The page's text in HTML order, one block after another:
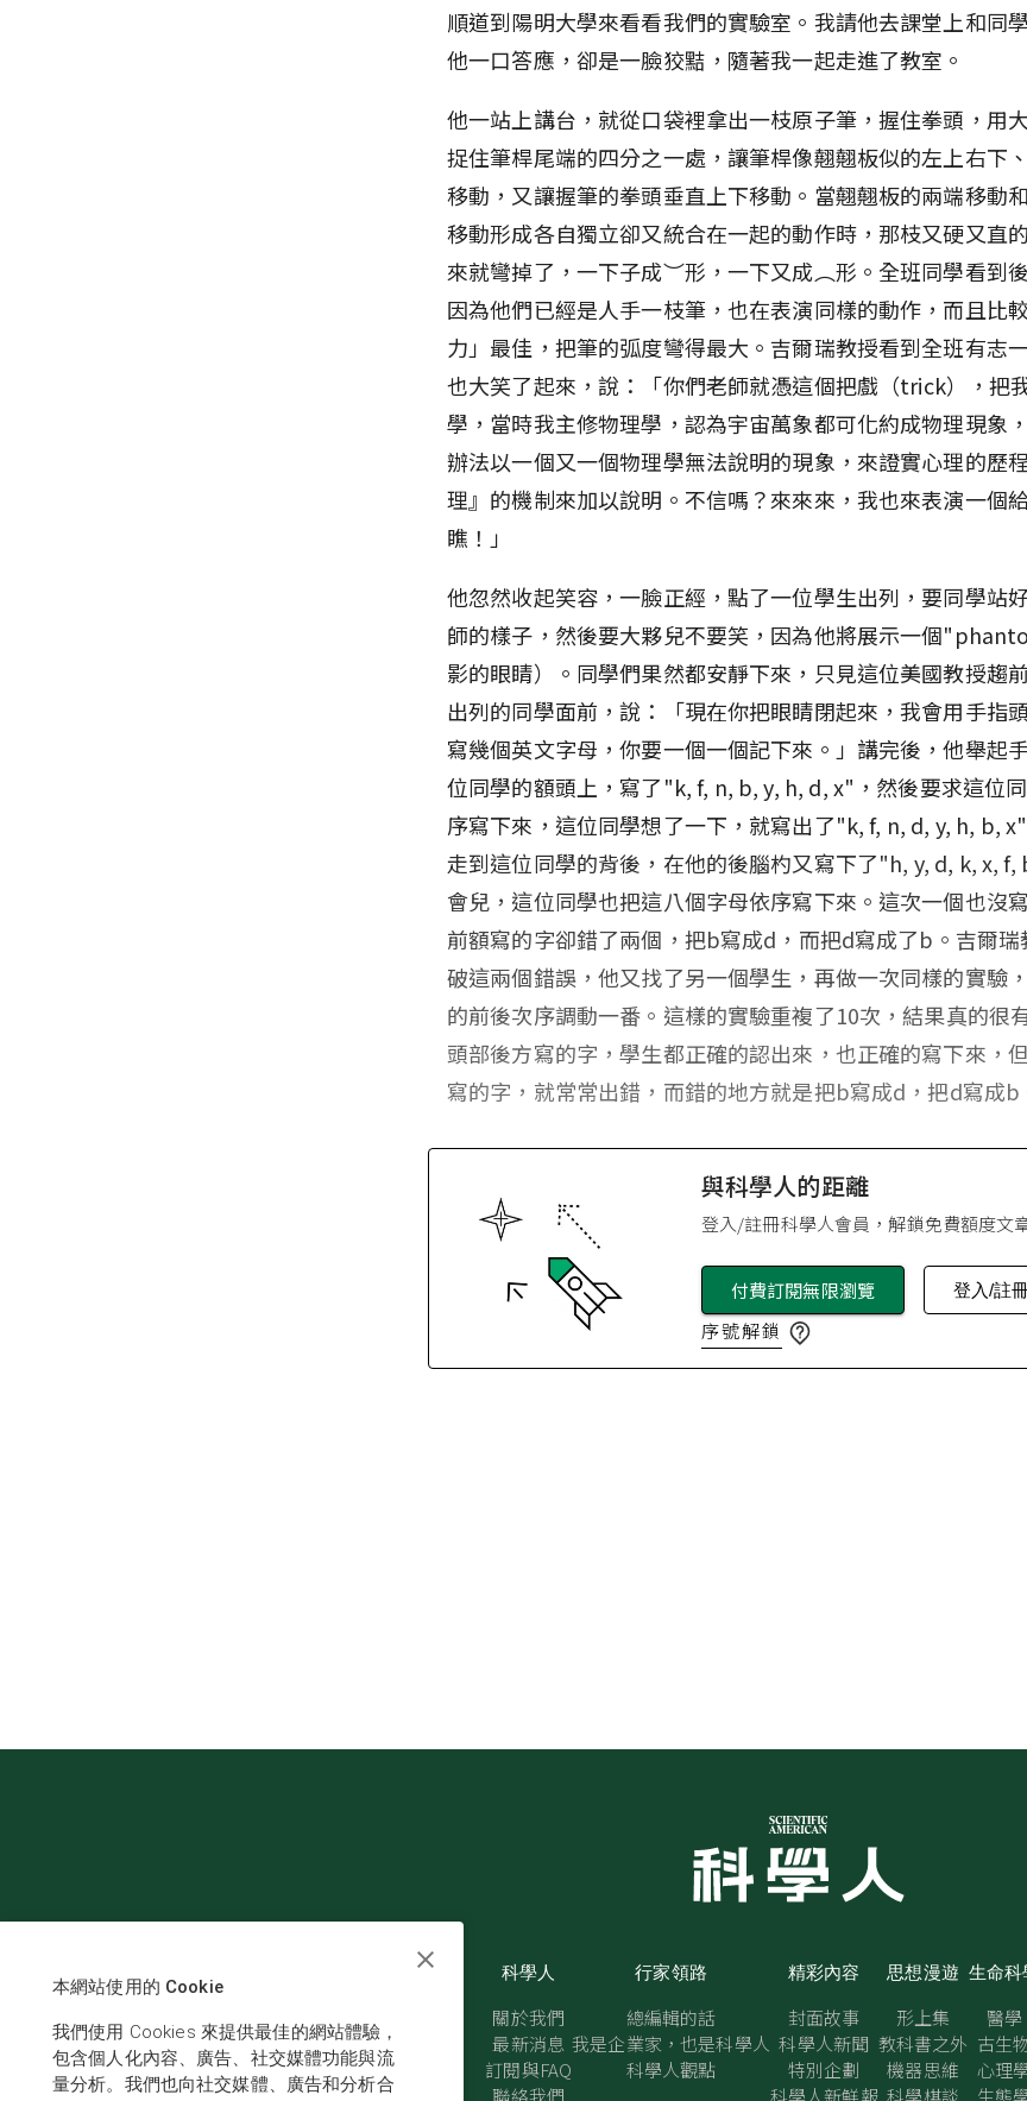
順道到陽明大學來看看我們的實驗室。我請他去課堂上和同
他一口答應，卻是一臉狡黠，隨著我一起走進了教室。
他一站上講台，就從口袋裡拿出一枝原子筆，握住拳頭，用
捉住筆桿尾端的四分之一處，讓筆桿像翹翹板似的左上右下
移動，又讓握筆的拳頭垂直上下移動。當翹翹板的兩端移動
移動形成各自獨立卻又統合在一起的動作時，那枝又硬又直
來就彎掉了，一下子成︶形，一下又成︵形。全班同學看到
因為他們已經是人手一枝筆，也在表演同樣的動作，而且比
力」最佳，把筆的弧度彎得最大。吉爾瑞教授看到全班有志
也大笑了起來，說：「你們老師就憑這個把戲（trick），把
學，當時我主修物理學，認為宇宙萬象都可化約成物理現象
辦法以一個又一個物理學無法說明的現象，來證實心理的歷
理』的機制來加以說明。不信嗎？來來來，我也來表演一個
瞧！」
他忽然收起笑容，一臉正經，點了一位學生出列，要同學站
師的樣子，然後要大夥兒不要笑，因為他將展示一個
影的眼睛）。同學們果然都安靜下來，只見這位美國教授趨
出列的同學面前，說：「現在你把眼睛閉起來，我會用手指
寫幾個英文字母，你要一個一個記下來。」講完後，他舉起
位同學的額頭上，寫了"k, f, n, b, y, h, d, x"，然後要求這位
序寫下來，這位同學想了一下，就寫出了"k, f, n, d, y, h, b,
走到這位同學的背後，在他的後腦杓又寫下了"h, y, d, k, x,
會兒，這位同學也把這八個字母依序寫下來。這次一個也沒
前額寫的字卻錯了兩個，把b寫成d，而把d寫成了b。吉爾瑞
破這兩個錯誤，他又找了另一個學生，再做一次同樣的實驗
的前後次序調動一番。這樣的實驗重複了10次，結果真的很
頭部後方寫的字，學生都正確的認出來，也正確的寫下來，
寫的字，就常常出錯，而錯的地方就是把b寫成d，把d寫成b
與科學人的距離
登入/註冊科學人會員，解鎖免費額度文
付費訂閱無限瀏覽 登入/註
序號解鎖
科學人
關於我們
最新消息
訂閱與FAQ
聯絡我們
行家領路
總編輯的話
我是企業家，也是科學人
科學人觀點
精彩內容
封面故事
科學人新聞
特別企劃
科學人新鮮報
思想漫遊
形上集
教科書之外
機器思維
科學棋談
生命科
醫學
古生
心理
生態
本網站使用的 Cookie
我們使用 Cookies 來提供最佳的網站體驗，
包含個人化內容、廣告、社交媒體功能與流
量分析。我們也向社交媒體、廣告和分析合